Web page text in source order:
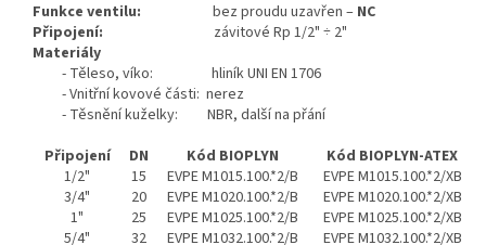
Funkce ventilu: bez proudu uzavřen – NC
Připojení: závitové Rp 1/2" ÷ 2"
Materiály
- Těleso, víko: hliník UNI EN 1706
- Vnitřní kovové části: nerez
- Těsnění kuželky: NBR, další na přání
Připojení
DN Kód BIOPLYN
Kód BIOPLYN-ATEX
1/2"
15 EVPE M1015.100.*2/B
EVPE M1015.100.*2/XB
3/4"
20 EVPE M1020.100.*2/B
EVPE M1020.100.*2/XB
1"
25 EVPE M1025.100.*2/B
EVPE M1025.100.*2/XB
5/4"
32 EVPE M1032.100.*2/B
EVPE M1032.100.*2/XB